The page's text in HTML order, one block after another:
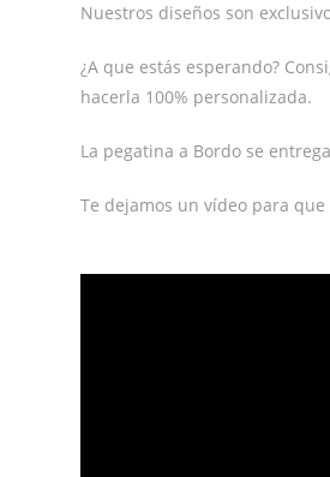
Nuestros diseños son
¿A que estás esperando?
hacerla 100% personalizada.
La pegatina a Bordo se
Te dejamos un vídeo para